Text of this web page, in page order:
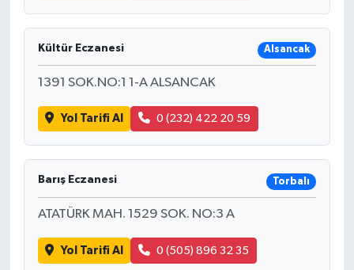
Kültür Eczanesi Alsancak
1391 SOK.NO:1 1-A ALSANCAK
Yol Tarifi Al 0 (232) 422 20 59
Barış Eczanesi Torbalı
ATATÜRK MAH. 1529 SOK. NO:3 A
Yol Tarifi Al 0 (505) 896 32 35